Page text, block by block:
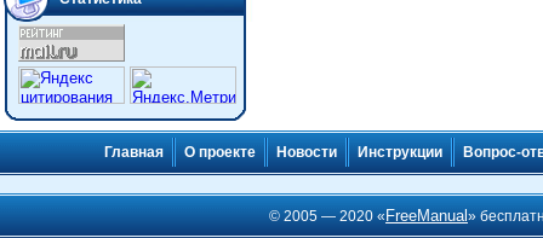
Главная О проекте Новости Инструкции Вопрос-
© 2005 — 2020 « FreeManual»